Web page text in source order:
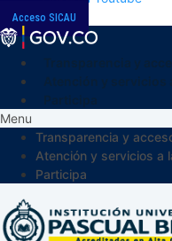
Acceso SICAU
Menu
Transparencia y
Atención y servicios a
Participa